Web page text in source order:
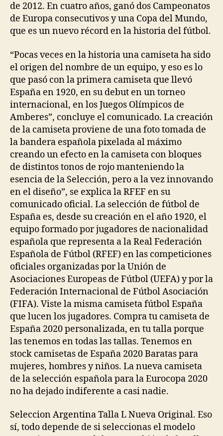
de 2012. En cuatro años, ganó dos Campeonatos
de Europa consecutivos y una Copa del Mundo,
que es un nuevo récord en la historia del fútbol.
“Pocas veces en la historia una camiseta ha sido
el origen del nombre de un equipo, y eso es lo
que pasó con la primera camiseta que llevó
España en 1920, en su debut en un torneo
internacional, en los Juegos Olímpicos de
Amberes”, concluye el comunicado. La creación
de la camiseta proviene de una foto tomada de
la bandera española pixelada al máximo
creando un efecto en la camiseta con bloques
de distintos tonos de rojo manteniendo la
esencia de la Selección, pero a la vez innovando
en el diseño”, se explica la RFEF en su
comunicado oficial. La selección de fútbol de
España es, desde su creación en el año 1920, el
equipo formado por jugadores de nacionalidad
española que representa a la Real Federación
Española de Fútbol (RFEF) en las competiciones
oficiales organizadas por la Unión de
Asociaciones Europeas de Fútbol (UEFA) y por la
Federación Internacional de Fútbol Asociación
(FIFA). Viste la misma camiseta fútbol España
que lucen los jugadores. Compra tu camiseta de
España 2020 personalizada, en tu talla porque
las tenemos en todas las tallas. Tenemos en
stock camisetas de España 2020 Baratas para
mujeres, hombres y niños. La nueva camiseta
de la selección española para la Eurocopa 2020
no ha dejado indiferente a casi nadie.
Seleccion Argentina Talla L Nueva Original. Eso
sí, todo depende de si seleccionas el modelo